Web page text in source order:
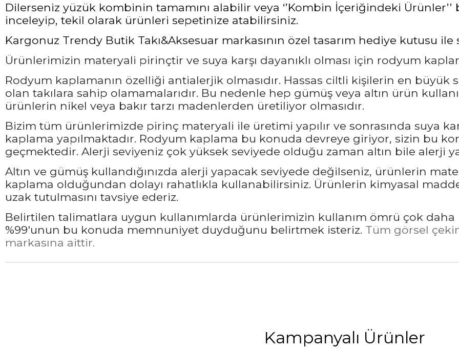
Dilerseniz yüzük kombinin tamamını alabilir veya ‘’Kombin İçeriğindeki
inceleyip, tekil olarak ürünleri sepetinize atabilirsiniz.
Kargonuz Trendy Butik Takı&Aksesuar markasının özel tasarım hediye kutusu
Ürünlerimizin materyali pirinçtir ve suya karşı dayanıklı olması için rodyum
Rodyum kaplamanın özelliği antialerjik olmasıdır. Hassas ciltli kişilerin en
olan takılara sahip olamamalarıdır. Bu nedenle hep gümüş veya altın ürün
ürünlerin nikel veya bakır tarzı madenlerden üretiliyor olmasıdır.
Bizim tüm ürünlerimizde pirinç materyali ile üretimi yapılır ve sonrasında suya
kaplama yapılmaktadır. Rodyum kaplama bu konuda devreye giriyor, sizin bu
geçmektedir. Alerji seviyeniz çok yüksek seviyede olduğu zaman altın bile alerji
Altın ve gümüş kullandığınızda alerji yapacak seviyede değilseniz, ürünlerin
kaplama olduğundan dolayı rahatlıkla kullanabilirsiniz. Ürünlerin kimyasal
uzak tutulmasını tavsiye ederiz.
Belirtilen talimatlara uygun kullanımlarda ürünlerimizin kullanım ömrü çok
%99'unun bu konuda memnuniyet duyduğunu belirtmek isteriz. Tüm görsel
markasına aittir.
Kampanyalı Ürünler